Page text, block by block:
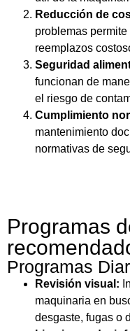
Reducción de
problemas
reemplazos
Seguridad
funcionan de
el riesgo de
Cumplimiento
mantenimiento
normativas de
Programas
Programas
Revisión visual:
maquinaria en
desgaste, fugas o